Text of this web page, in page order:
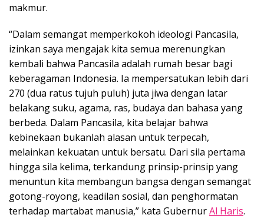
makmur.
“Dalam semangat memperkokoh ideologi Pancasila,
izinkan saya mengajak kita semua merenungkan
kembali bahwa Pancasila adalah rumah besar bagi
keberagaman Indonesia. Ia mempersatukan lebih dari
270 (dua ratus tujuh puluh) juta jiwa dengan latar
belakang suku, agama, ras, budaya dan bahasa yang
berbeda. Dalam Pancasila, kita belajar bahwa
kebinekaan bukanlah alasan untuk terpecah,
melainkan kekuatan untuk bersatu. Dari sila pertama
hingga sila kelima, terkandung prinsip-prinsip yang
menuntun kita membangun bangsa dengan semangat
gotong-royong, keadilan sosial, dan penghormatan
terhadap martabat manusia,” kata GubernurAl Haris.